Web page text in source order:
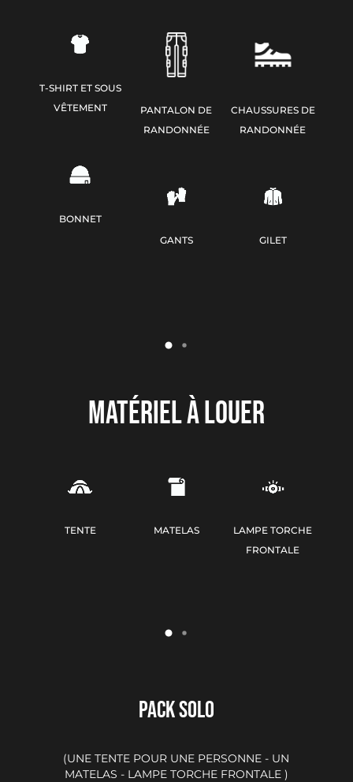
T-SHIRT ET SOUS
VÊTEMENT
BONNET
PANTALON DE
RANDONNÉE
GANTS
CHAUSSURES DE
RANDONNÉE
GILET
MATÉRIEL À LOUER
TENTE MATELAS
LAMPE TORCHE
FRONTALE
PACK SOLO
(UNE TENTE POUR UNE PERSONNE - UN
MATELAS - LAMPE TORCHE FRONTALE )